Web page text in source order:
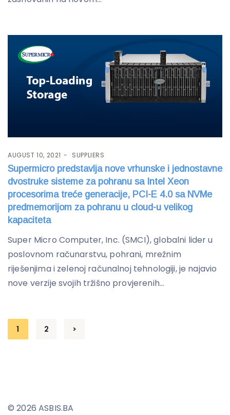
AUGUST 10, 2021 SUPPLIERS
Supermicro predstavlja nove vrhunske i jednostavne
dvostruke sisteme za pohranu sa Intel Xeon
procesorima treće generacije, PCI-E 4.0 sa NVMe
predmemorijom za pohranu u cloud-u velikog
kapaciteta
Super Micro Computer, Inc. (SMCI), globalni lider u
poslovnom računarstvu, pohrani, mrežnim
riješenjima i zelenoj računalnoj tehnologiji, je najavio
nove verzije svojih tržišno provjerenih...
Posts
1 2 >
© 2026 ASBIS.BA